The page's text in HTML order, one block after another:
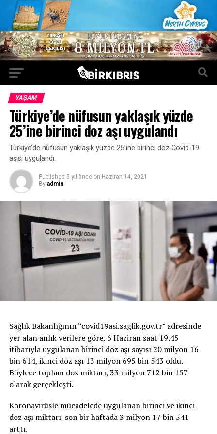
YAŞAM
Türkiye’de nüfusun yaklaşık yüzde
25’ine birinci doz aşı uygulandı
Türkiye’de nüfusun yaklaşık yüzde 25’ine birinci doz Covid-19
aşısı uygulandı.
Published 5 yıl önce on Haziran 14, 2021
By admin
Sağlık Bakanlığının “covid19asi.saglik.gov.tr” adresinde
yer alan anlık verilere göre, 6 Haziran saat 19.45
itibarıyla uygulanan birinci doz aşı sayısı 20 milyon 16
bin 614, ikinci doz aşı 13 milyon 695 bin 543 oldu.
Böylece toplam doz miktarı, 33 milyon 712 bin 157
olarak gerçekleşti.
Koronavirüsle mücadelede uygulanan birinci ve ikinci
doz aşı miktarı, son bir haftada 3 milyon 17 bin 541
arttı.